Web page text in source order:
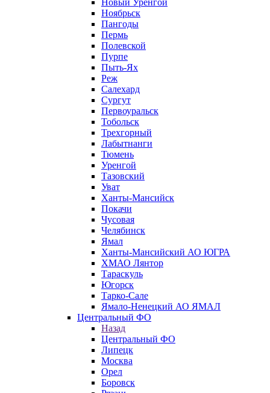
Новый Уренгой
Ноябрьск
Пангоды
Пермь
Полевской
Пурпе
Пыть-Ях
Реж
Салехард
Сургут
Первоуральск
Тобольск
Трехгорный
Лабытнанги
Тюмень
Уренгой
Тазовский
Уват
Ханты-Мансийск
Покачи
Чусовая
Челябинск
Ямал
Ханты-Мансийский АО ЮГРА
ХМАО Лянтор
Тараскуль
Югорск
Тарко-Сале
Ямало-Ненецкий АО ЯМАЛ
Центральный ФО
Назад
Центральный ФО
Липецк
Москва
Орел
Боровск